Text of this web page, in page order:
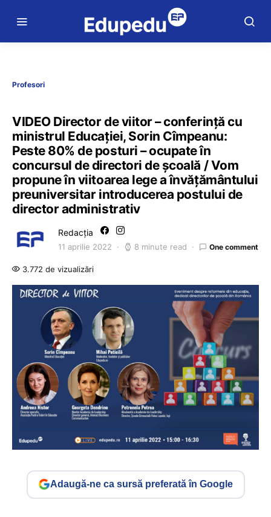
Profesori
VIDEO Director de viitor – conferință cu
ministrul Educației, Sorin Cîmpeanu:
Peste 80% de posturi – ocupate în
concursul de directori de școală / Vom
propune în viitoarea lege a învățământului
preuniversitar introducerea postului de
director administrativ
Redacția
11 aprilie 2022 8 minute read One comment
3.772 de vizualizări
Adaugă-ne ca sursă preferată în Google